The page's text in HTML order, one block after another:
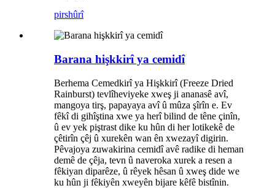
pirshûrî
Barana hişkkirî ya cemidî
Berhema Cemedkirî ya Hişkkirî (Freeze Dried
Rainburst) tevlîheviyeke xweş ji ananasê avî,
mangoya tirş, papayaya avî û mûza şîrîn e. Ev
fêkî di gihîştina xwe ya herî bilind de têne çinîn,
û ev yek piştrast dike ku hûn di her lotikekê de
çêtirîn çêj û xurekên wan ên xwezayî digirin.
Pêvajoya zuwakirina cemidî avê radike di heman
demê de çêja, tevn û naveroka xurek a resen a
fêkiyan diparêze, û rêyek hêsan û xweş dide we
ku hûn ji fêkiyên xweyên bijare kêfê bistînin.